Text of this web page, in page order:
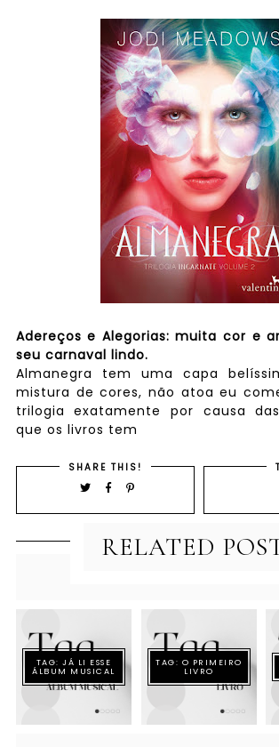
Adereços e Alegorias: muita cor e
seu carnaval lindo.
Almanegra tem uma capa
mistura de cores, não atoa eu
trilogia exatamente por causa
que os livros tem
SHARE THIS!
RELATED
TAG: JÁ LI ESSE
ÁLBUM MUSICAL
TAG: O PRIMEIRO
LIVRO